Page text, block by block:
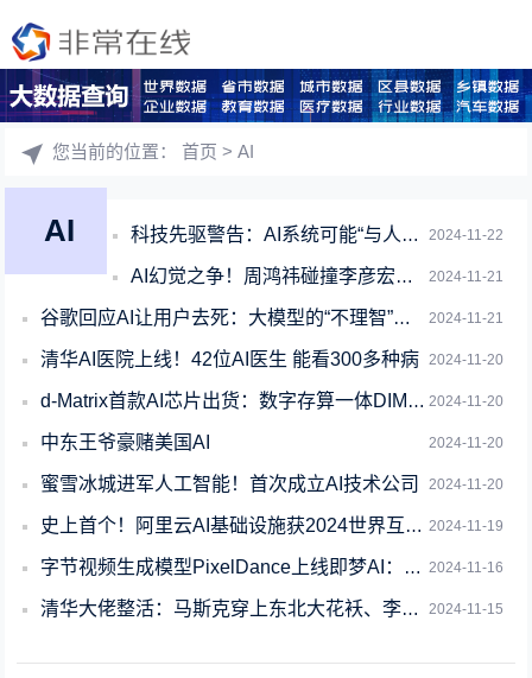
您当前的位置：首页 > AI
AI 2024-11-22
科技先驱警告：AI系统可能“与人类作对”
2024-11-21
AI幻觉之争！周鸿祎碰撞李彦宏又唱反调
2024-11-21
谷歌回应AI让用户去死：大模型的“不理智”反应 已采取行动
2024-11-20
清华AI医院上线！42位AI医生 能看300多种病
2024-11-20
d-Matrix首款AI芯片出货：数字存算一体DIMC技术、速度提升10倍
2024-11-20
中东王爷豪赌美国AI
2024-11-20
蜜雪冰城进军人工智能！首次成立AI技术公司
2024-11-19
史上首个！阿里云AI基础设施获2024世界互联网大会领先科技奖
2024-11-16
字节视频生成模型PixelDance上线即梦AI：用户可免费体验
2024-11-15
清华大佬整活：马斯克穿上东北大花袄、李白穿上背带裤